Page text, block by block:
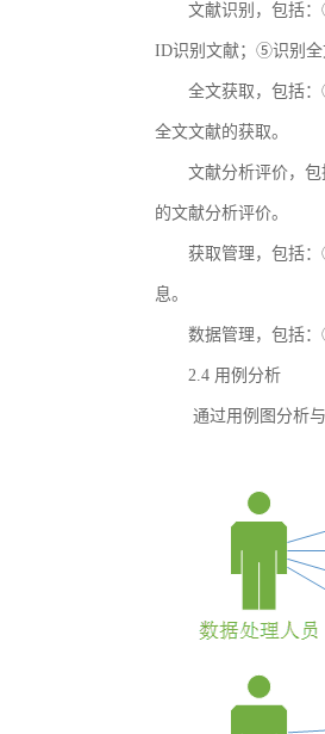
文献识别，包括
ID识别文献；⑤识别全
全文获取，包括
全文文献的获取。
文献分析评价，
的文献分析评价。
获取管理，包括
息。
数据管理，包括
2.4 用例分析
通过用例图分析